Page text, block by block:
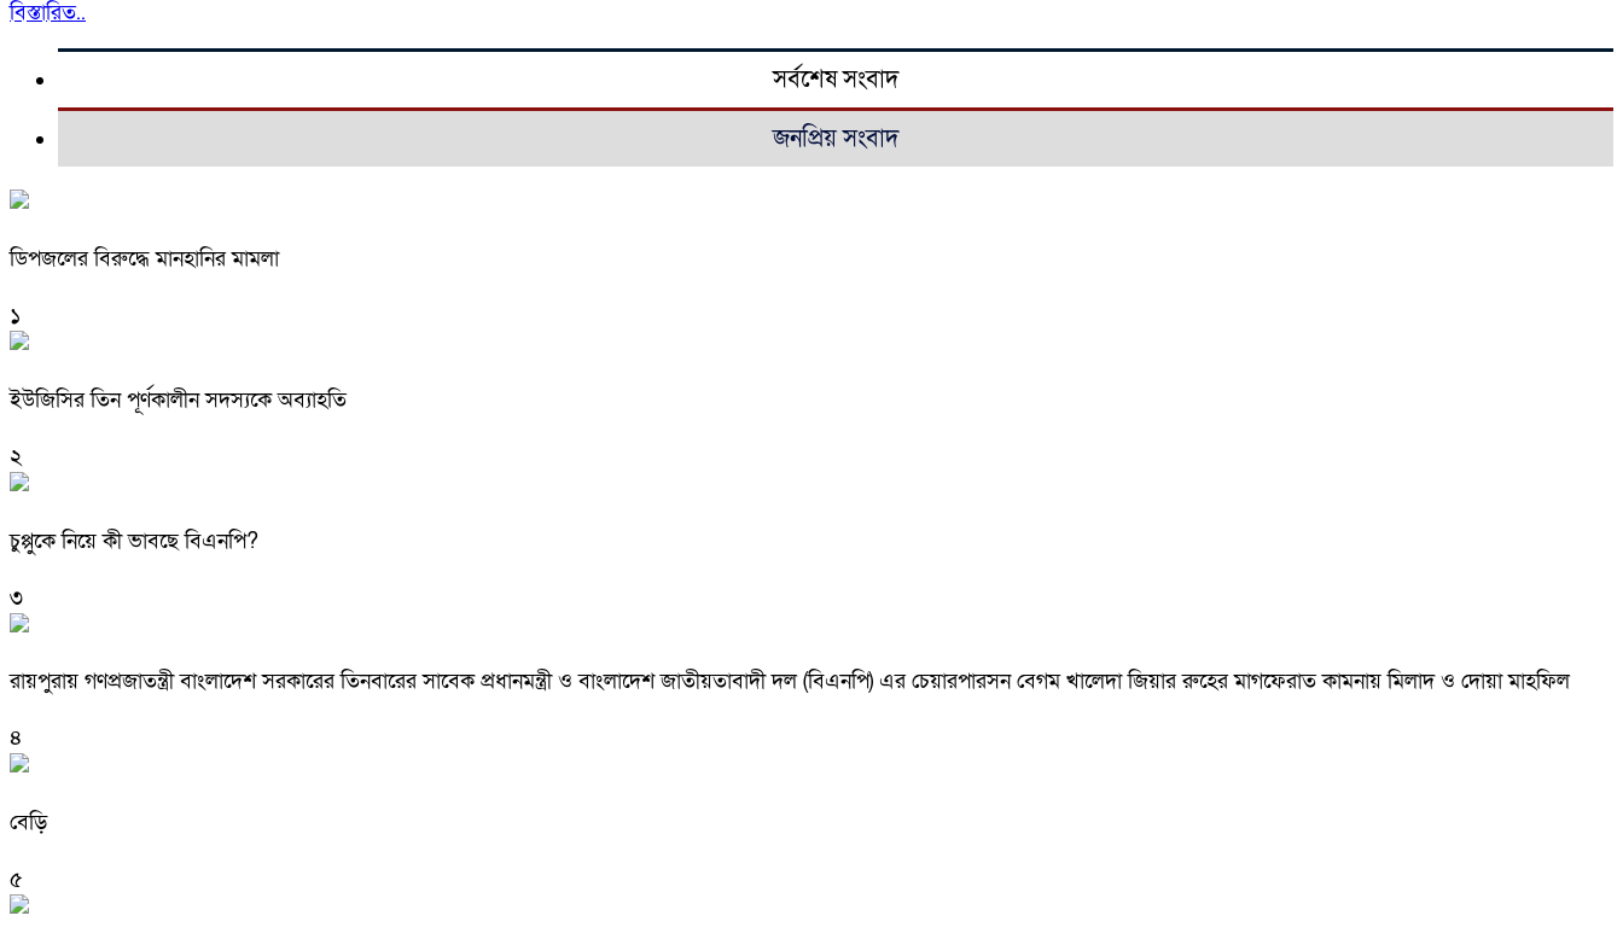
বিস্তারিত..
সর্বশেষ সংবাদ
জনপ্রিয় সংবাদ
ডিপজলের বিরুদ্ধে মানহানির মামলা
১
ইউজিসির তিন পূর্ণকালীন সদস্যকে অব্যাহতি
২
চুপ্পুকে নিয়ে কী ভাবছে বিএনপি?
৩
রায়পুরায় গণপ্রজাতন্ত্রী বাংলাদেশ সরকারের তিনবারের সাবেক প্রধানমন্ত্রী ও বাংলাদেশ জাতীয়তাবাদী দল (বিএনপি) এর চেয়ারপারসন বেগম খালেদা জিয়ার রুহের মাগফেরাত কামনায় মিলাদ ও দোয়া মাহফিল
৪
বেড়ি
৫